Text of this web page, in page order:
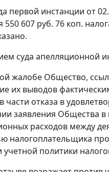
первой инстанции от
550 607 руб. 76 коп.
суда апелляционной
жалобе Общество,
их выводов
части отказа в
заявления Общества
расходов между
налогоплательщика
политики